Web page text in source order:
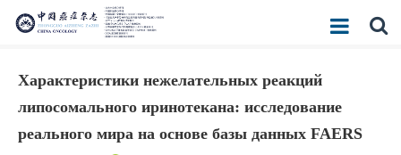
Характеристики нежелательных реакций
липосомального иринотекана: исследование
реального мира на основе базы данных FAERS